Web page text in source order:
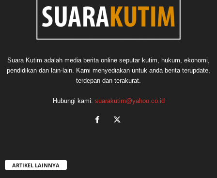
Suara Kutim adalah media berita online seputar kutim, hukum, ekonomi,
pendidikan dan lain-lain. Kami menyediakan untuk anda berita terupdate,
terdepan dan terakurat.
Hubungi kami: suarakutim@yahoo.co.id
ARTIKEL LAINNYA